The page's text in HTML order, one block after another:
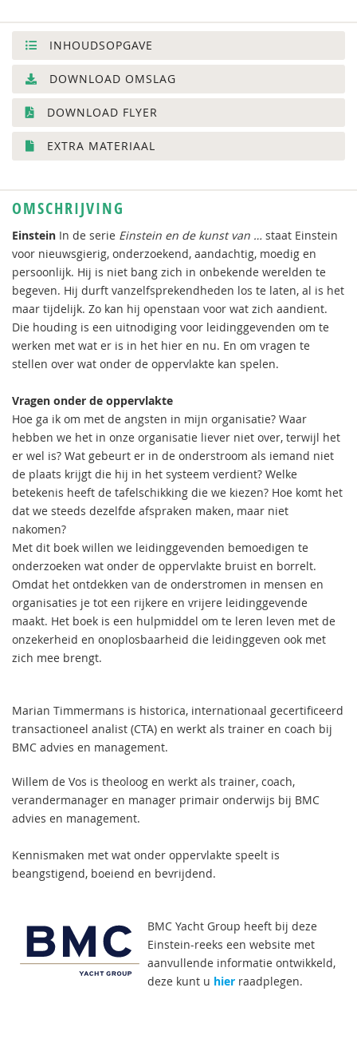
INHOUDSOPGAVE
DOWNLOAD OMSLAG
DOWNLOAD FLYER
EXTRA MATERIAAL
OMSCHRIJVING
Einstein In de serie Einstein en de kunst van … staat Einstein
voor nieuwsgierig, onderzoekend, aandachtig, moedig en
persoonlijk. Hij is niet bang zich in onbekende werelden te
begeven. Hij durft vanzelfsprekendheden los te laten, al is het
maar tijdelijk. Zo kan hij openstaan voor wat zich aandient.
Die houding is een uitnodiging voor leidinggevenden om te
werken met wat er is in het hier en nu. En om vragen te
stellen over wat onder de oppervlakte kan spelen.
Vragen onder de oppervlakte
Hoe ga ik om met de angsten in mijn organisatie? Waar
hebben we het in onze organisatie liever niet over, terwijl het
er wel is? Wat gebeurt er in de onderstroom als iemand niet
de plaats krijgt die hij in het systeem verdient? Welke
betekenis heeft de tafelschikking die we kiezen? Hoe komt het
dat we steeds dezelfde afspraken maken, maar niet
nakomen?
Met dit boek willen we leidinggevenden bemoedigen te
onderzoeken wat onder de oppervlakte bruist en borrelt.
Omdat het ontdekken van de onderstromen in mensen en
organisaties je tot een rijkere en vrijere leidinggevende
maakt. Het boek is een hulpmiddel om te leren leven met de
onzekerheid en onoplosbaarheid die leidinggeven ook met
zich mee brengt.
Marian Timmermans is historica, internationaal gecertificeerd
transactioneel analist (CTA) en werkt als trainer en coach bij
BMC advies en management.
Willem de Vos is theoloog en werkt als trainer, coach,
verandermanager en manager primair onderwijs bij BMC
advies en management.
Kennismaken met wat onder oppervlakte speelt is
beangstigend, boeiend en bevrijdend.
BMC Yacht Group heeft bij deze
Einstein-reeks een website met
aanvullende informatie ontwikkeld,
deze kunt u hier raadplegen.